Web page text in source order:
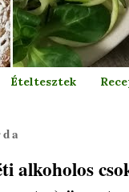
Ételtesztek
alkoholos